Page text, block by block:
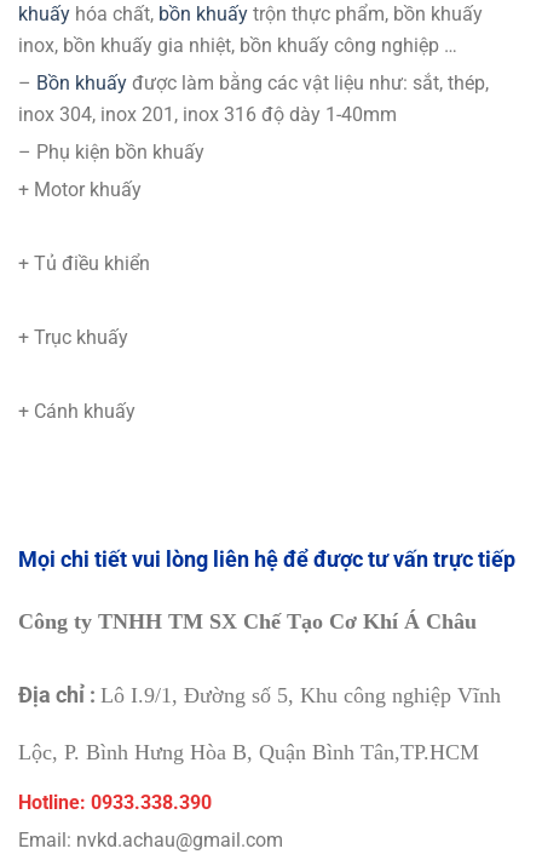
khuấy hóa chất, bồn khuấy trộn thực phẩm, bồn khuấy
inox, bồn khuấy gia nhiệt, bồn khuấy công nghiệp …
– Bồn khuấy được làm bằng các vật liệu như: sắt, thép,
inox 304, inox 201, inox 316 độ dày 1-40mm
– Phụ kiện bồn khuấy
+ Motor khuấy
+ Tủ điều khiển
+ Trục khuấy
+ Cánh khuấy
Mọi chi tiết vui lòng liên hệ để được tư vấn trực tiếp
Công ty TNHH TM SX Chế Tạo Cơ Khí Á Châu
Địa chỉ : Lô I.9/1, Đường số 5, Khu công nghiệp Vĩnh
Lộc, P. Bình Hưng Hòa B, Quận Bình Tân,TP.HCM
Hotline: 0933.338.390
Email: nvkd.achau@gmail.com